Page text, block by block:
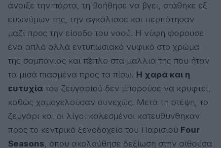
άνοιξε την πόρτα, τη βοήθησε να βγει, στάθηκε εξ
ευωνύμων της, την αγκάλιασε και περπάτησαν
μαζί προς την είσοδο του ναού. Η νύφη φορούσε
ένα απλό αλλά εντυπωσιακό νυφικό στο χρώμα
της σαμπάνιας και πέπλο στα μαλλιά της που ήταν
τα μισά πιασμένα προς τα πίσω. Η χαρά και η
ευτυχία του ζευγαριού δεν μπορούσε να κρυφτεί,
καθώς χαμογελούσαν συνεχώς. Μετά τη στέψη, το
ζευγάρι και οι λίγοι καλεσμένοι κατευθύνθηκαν
προς το κεντρικό ξενοδοχείο του Παρισιού Four
Seasons, όπου ακολούθησε δεξίωση στην αίθουσα